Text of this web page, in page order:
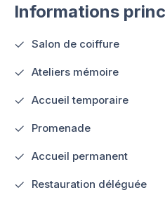
Informations
Salon de coiffure
Ateliers mémoire
Accueil temporaire
Promenade
Accueil permanent
Restauration déléguée